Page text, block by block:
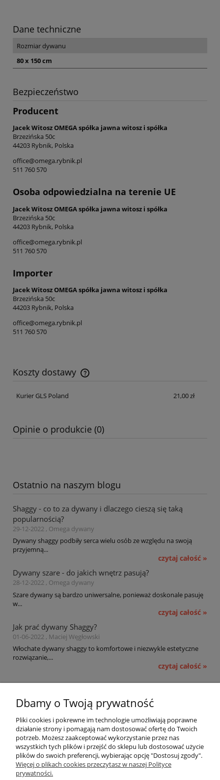
Dane techniczne
Rozmiar dywanu
80 x 150 cm
Bezpieczeństwo
Producent
Jacek Witosz OMEGA spółka jawna witosz i spółka
Brzezińska 50c
44203 Rybnik, Polska
office@omega.rybnik.pl
511 760 570
Osoba odpowiedzialna na terenie UE
Jacek Witosz OMEGA spółka jawna witosz i spółka
Brzezińska 50c
44203 Rybnik, Polska
office@omega.rybnik.pl
511 760 570
Importer
Jacek Witosz OMEGA spółka jawna witosz i spółka
Brzezińska 50c
44203 Rybnik, Polska
office@omega.rybnik.pl
511 760 570
Koszty dostawy
Cena nie zawiera ewentualnych kosztów płatności
Kurier GLS Poland
21,00 zł
Opinie o produkcie (0)
Ostatnio na naszym blogu
Shaggy - co to za dywany i dlaczego cieszą się taką
popularnością?
29-12-2022 , Omega dywany
Dywany shaggy podbiły serca wielu osób ze względu na swoją
przyjemną...
czytaj całość »
Dywany szare - do jakich wnętrz pasują?
28-12-2022 , Omega dywany
Szare dywany są bardzo uniwersalne, ponieważ doskonale pasuję
w...
czytaj całość »
Jak prać dywany Shaggy?
01-06-2022 , Maciej Węgłowski
Włochate dywany shaggy to komfortowe i niezwykle estetyczne
rozwiązanie,...
czytaj całość »
Płatności i dostawa
Informacje
Dbamy o Twoją prywatność
Pliki cookies i pokrewne im technologie umożliwiają poprawne
działanie strony i pomagają nam dostosować ofertę do Twoich
potrzeb. Możesz zaakceptować wykorzystanie przez nas
wszystkich tych plików i przejść do sklepu lub dostosować użycie
plików do swoich preferencji, wybierając opcję "Dostosuj zgody".
Więcej o plikach cookies przeczytasz w naszej Polityce
prywatności.